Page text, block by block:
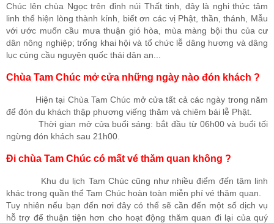
Chúc lên chùa Ngọc trên đỉnh núi Thất tinh, đây là nghi thức tâm
linh thể hiện lòng thành kính, biết ơn các vị Phật, thần, thánh, Mẫu
với ước muốn cầu mưa thuận gió hòa, mùa màng bội thu của cư
dân nông nghiệp; trống khai hội và tổ chức lễ dâng hương và dâng
lục cúng cầu nguyện quốc thái dân an...
Chùa Tam Chúc mở cửa những ngày nào đón khách ?
Hiện tại Chùa Tam Chúc mở cửa tất cả các ngày trong năm
để đón du khách thập phương viếng thăm và chiêm bái lễ Phật.
Thời gian mở cửa buổi sáng: bắt đầu từ 06h00 và buổi tối
ngừng đón khách sau 21h00.
Đi chùa Tam Chúc có mất vé thăm quan không ?
Khu du lịch Tam Chúc cũng như nhiều điểm đến tâm linh
khác trong quần thể Tam Chúc hoàn toàn miễn phí vé thăm quan.
Tuy nhiên nếu bạn đến nơi đây có thể sẽ cần đến một số dịch vụ
hỗ trợ để thuận tiện hơn cho hoạt động thăm quan đi lại của quý